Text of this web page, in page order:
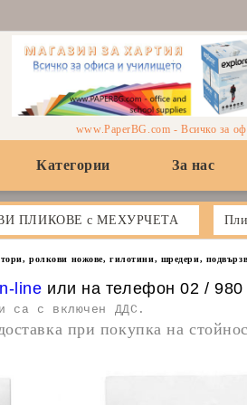
www.PaperBG.com - Всичко за
Категории За нас
ПЛИКОВЕ с МЕХУРЧЕТА
ролкови ножове, гилотини, шредери,
line или на телефон 02 /
са с включен ДДС.
при покупка на